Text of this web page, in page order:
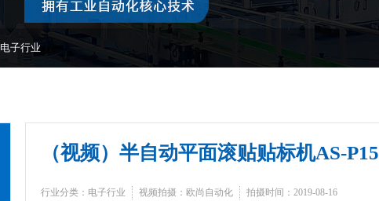
电子行业
（视频）半自动平面滚贴贴标机AS-P15
行业分类：电子行业 视频拍摄：欧尚自动化 拍摄时间：2019-08-16